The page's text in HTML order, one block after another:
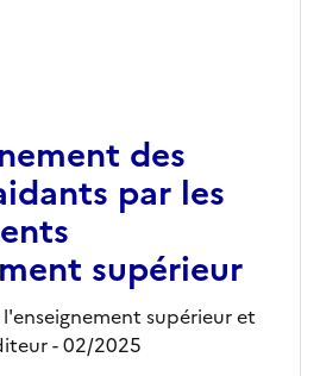
des
par les
supérieur
l'enseignement supérieur et
- 02/2025